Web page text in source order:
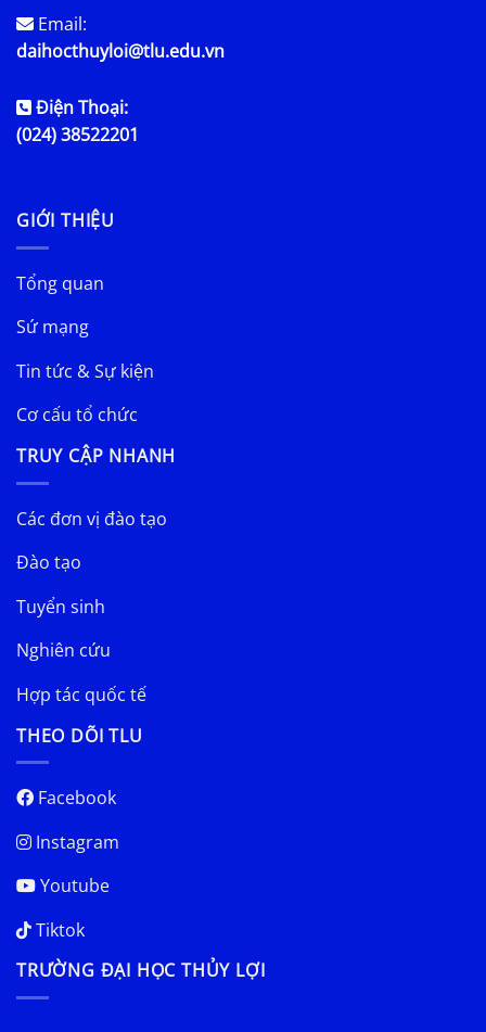
Email:
daihocthuyloi@tlu.edu.vn
Điện Thoại:
(024) 38522201
GIỚI THIỆU
Tổng quan
Sứ mạng
Tin tức & Sự kiện
Cơ cấu tổ chức
TRUY CẬP NHANH
Các đơn vị đào tạo
Đào tạo
Tuyển sinh
Nghiên cứu
Hợp tác quốc tế
THEO DÕI TLU
Facebook
Instagram
Youtube
Tiktok
TRƯỜNG ĐẠI HỌC THỦY LỢI